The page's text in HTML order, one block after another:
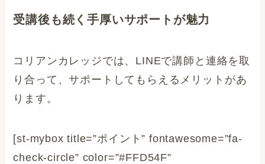
受講後も続く手厚いサポートが魅力
コリアンカレッジでは、LINEで講師と連絡を取
り合って、サポートしてもらえるメリットがあ
ります。
[st-mybox title=”ポイント” fontawesome=”fa-
check-circle” color=”#FFD54F”